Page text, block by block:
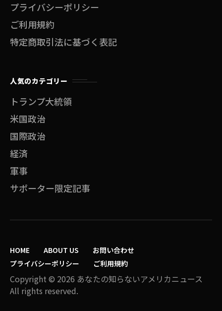
プライバシーポリシー
ご利用規約
特定商取引法に基づく表記
人気のカテゴリー
トランプ大統領
米国政治
国際政治
経済
軍事
サポーター限定記事
HOME ABOUT US
お問い合わせ
プライバシーポリシー
ご利用規約
Copyright © 2026 あなたの知らないアメリカニュース
All rights reserved.